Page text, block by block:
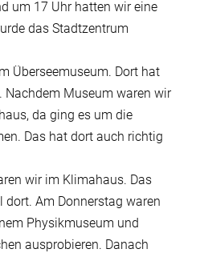
um 17 Uhr hatten wir eine
das Stadtzentrum
Überseemuseum. Dort hat
Nachdem Museum waren wir
da ging es um die
Das hat dort auch richtig
wir im Klimahaus. Das
Am Donnerstag waren
Physikmuseum und
ausprobieren. Danach